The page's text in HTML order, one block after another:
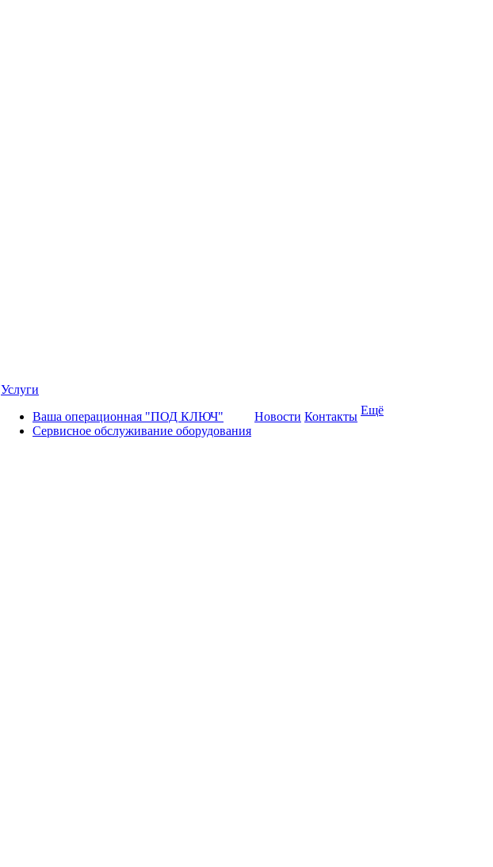
Услуги
Ваша операционная "ПОД КЛЮЧ"
Сервисное обслуживание оборудования
Новости Контакты Ещё